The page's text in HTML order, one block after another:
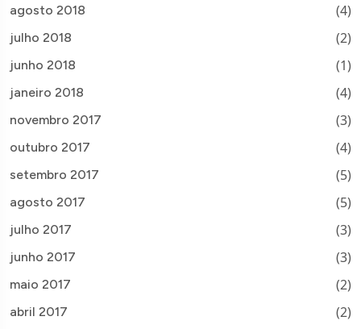
agosto 2018 (4)
julho 2018 (2)
junho 2018 (1)
janeiro 2018 (4)
novembro 2017 (3)
outubro 2017 (4)
setembro 2017 (5)
agosto 2017 (5)
julho 2017 (3)
junho 2017 (3)
maio 2017 (2)
abril 2017 (2)